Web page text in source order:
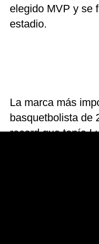
elegido MVP y se
estadio.
La marca más
basquetbolista de
record que tenía